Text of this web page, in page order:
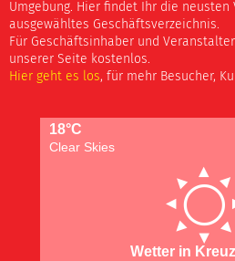
Umgebung. Hier findet Ihr die neusten
ausgewähltes Geschäftsverzeichnis.
Für Geschäftsinhaber und
unserer Seite kostenlos.
Hier geht es los, für mehr Besucher,
18°C
Clear Skies
Wetter in